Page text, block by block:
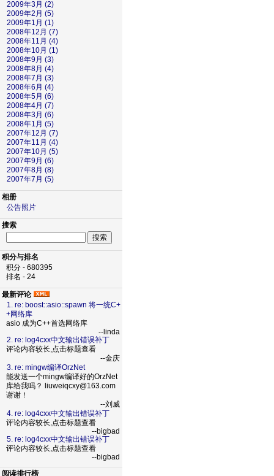
2009年3月 (2)
2009年2月 (5)
2009年1月 (1)
2008年12月 (7)
2008年11月 (4)
2008年10月 (1)
2008年9月 (3)
2008年8月 (4)
2008年7月 (3)
2008年6月 (4)
2008年5月 (6)
2008年4月 (7)
2008年3月 (6)
2008年1月 (5)
2007年12月 (7)
2007年11月 (4)
2007年10月 (5)
2007年9月 (6)
2007年8月 (8)
2007年7月 (5)
相册
公告照片
搜索
积分与排名
积分 - 680395
排名 - 24
最新评论
1. re: boost::asio::spawn 将一统C+
+网络库
asio 成为C++首选网络库
--linda
2. re: log4cxx中文输出错误补丁
评论内容较长,点击标题查看
--金庆
3. re: mingw编译OrzNet
能发送一个mingw编译好的OrzNet
库给我吗？ liuweiqcxy@163.com
谢谢！
--刘威
4. re: log4cxx中文输出错误补丁
评论内容较长,点击标题查看
--bigbad
5. re: log4cxx中文输出错误补丁
评论内容较长,点击标题查看
--bigbad
阅读排行榜